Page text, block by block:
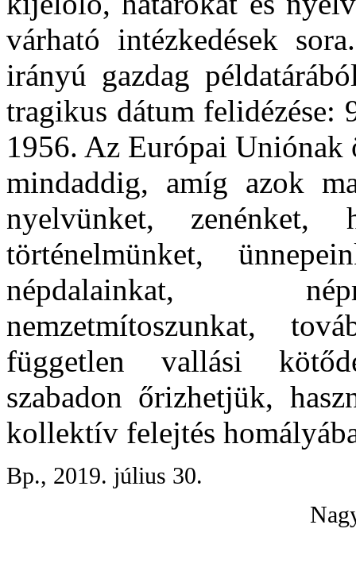
várható intézkedések
irányú gazdag
tragikus dátum felidézése:
1956. Az Európai Uniónak
mindaddig, amíg azok
nyelvünket, zenénket,
történelmünket,
népdalainkat,
nemzetmítoszunkat,
független vallási
szabadon őrizhetjük,
kollektív felejtés
Bp., 2019. július 30.